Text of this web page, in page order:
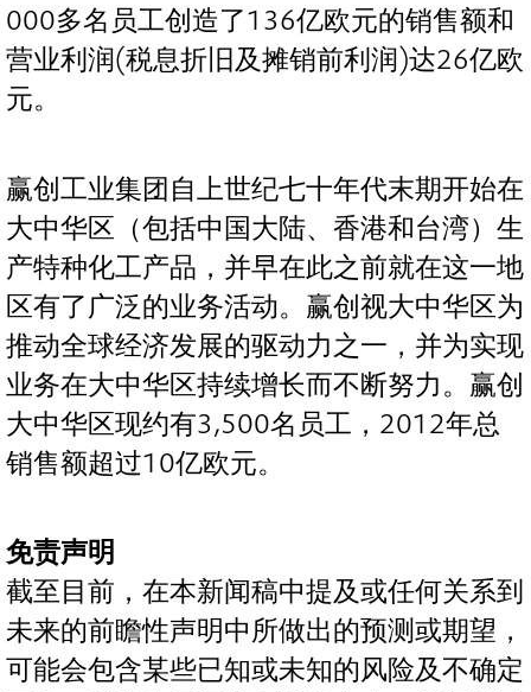
000多名员工创造了136亿欧元的销售额和
营业利润(税息折旧及摊销前利润)达26亿欧
元。
赢创工业集团自上世纪七十年代末期开始在
大中华区（包括中国大陆、香港和台湾）生
产特种化工产品，并早在此之前就在这一地
区有了广泛的业务活动。赢创视大中华区为
推动全球经济发展的驱动力之一，并为实现
业务在大中华区持续增长而不断努力。赢创
大中华区现约有3,500名员工，2012年总
销售额超过10亿欧元。
免责声明
截至目前，在本新闻稿中提及或任何关系到
未来的前瞻性声明中所做出的预测或期望，
可能会包含某些已知或未知的风险及不确定